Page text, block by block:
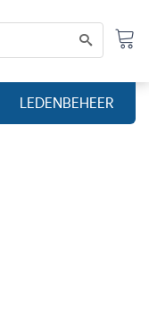
LEDENBEHEER